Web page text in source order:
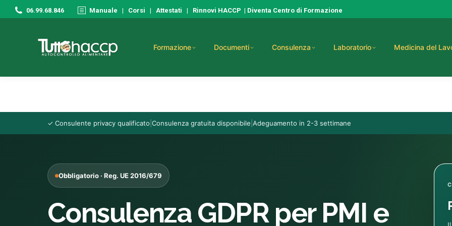
06.99.68.846 Manuale | Corsi | Attestati | Rinnovi HACCP | Diventa Centro di Formazione
Formazione Documenti Consulenza Laboratorio Medicina del
✓ Consulente privacy qualificato |Consulenza gratuita disponibile |Adeguamento in 2-3 settimane
Obbligatorio · Reg. UE 2016/679
Consulenza GDPR per PMI e